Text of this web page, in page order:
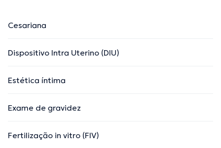
Cesariana
Dispositivo Intra Uterino (DIU)
Estética íntima
Exame de gravidez
Fertilização in vitro (FIV)